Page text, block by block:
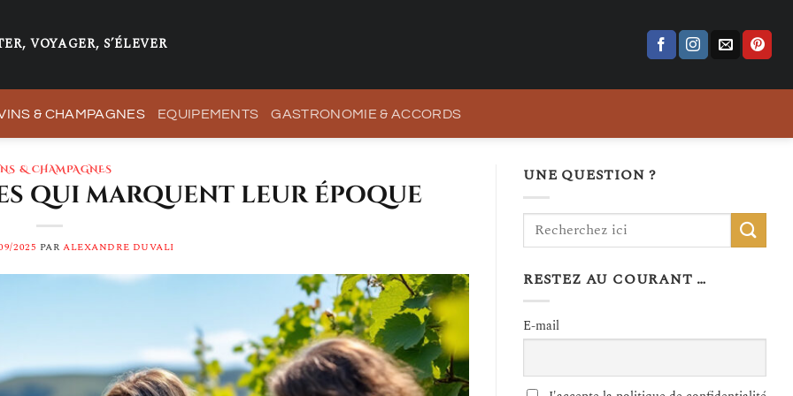
VOYAGER, S’ÉLEVER
& CHAMPAGNES EQUIPEMENTS GASTRONOMIE & ACCORDS
& CHAMPAGNES
qui marquent leur époque
2025 PARALEXANDRE DUVALI
UNE QUESTION ?
RESTEZ AU COURANT …
E-mail